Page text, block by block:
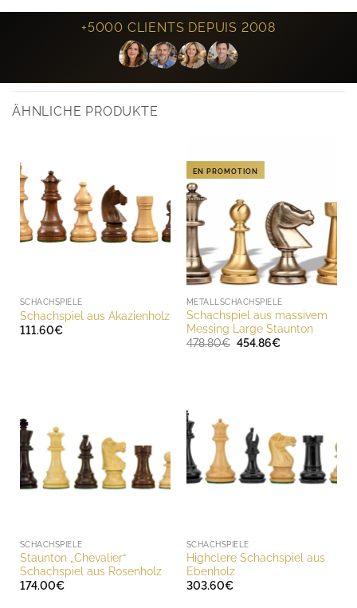
+5000 CLIENTS DEPUIS 2008
ÄHNLICHE PRODUKTE
SCHACHSPIELE
Schachspiel aus Akazienholz
111.60€
EN PROMOTION
METALLSCHACHSPIELE
Schachspiel aus massivem
Messing Large Staunton
478.80€ Ursprünglicher
454.86€Aktueller
SCHACHSPIELE
Staunton „Chevalier“
Schachspiel aus Rosenholz
174.00€
SCHACHSPIELE
Highclere Schachspiel aus
Ebenholz
303.60€